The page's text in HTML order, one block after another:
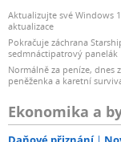
Aktualizujte své Windows
aktualizace
Pokračuje záchrana
sedmnáctipatrový panelák
Normálně za peníze, dnes
peněženka a karetní
Ekonomika a